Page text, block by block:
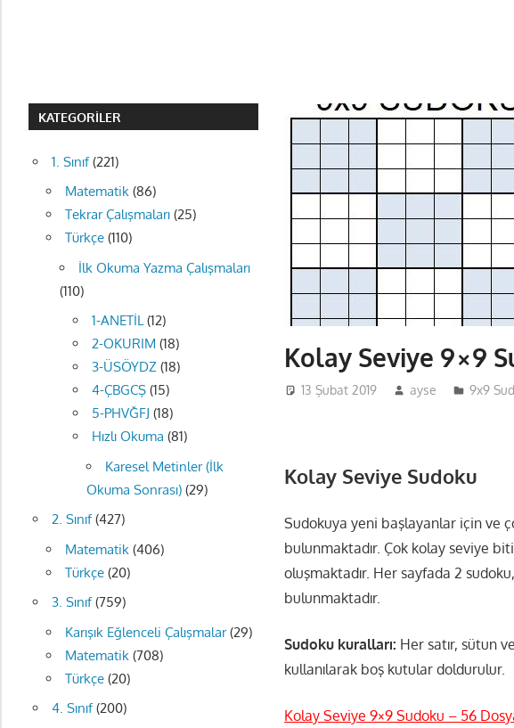
Kolay Seviye 9×9
13 Şubat 2019 ayse 9x9
Kolay Seviye Sudoku
Sudokuya yeni başlayanlar için ve
bulunmaktadır. Çok kolay seviye
oluşmaktadır. Her sayfada 2
bulunmaktadır.
Sudoku kuralları: Her satır, sütun
kullanılarak boş kutular doldurulur.
Kolay Seviye 9×9 Sudoku – 56
KATEGORILER
1. Sınıf(221)
Matematik(86)
Tekrar Çalışmaları(25)
Türkçe(110)
İlk Okuma Yazma Çalışmaları
(110)
1-ANETİL(12)
2-OKURIM (18)
3-ÜSÖYDZ(18)
4-ÇBGCŞ(15)
5-PHVĞFJ (18)
Hızlı Okuma (81)
Karesel Metinler (İlk
Okuma Sonrası)(29)
2. Sınıf(427)
Matematik(406)
Türkçe(20)
3. Sınıf(759)
Karışık Eğlenceli Çalışmalar(29)
Matematik(708)
Türkçe(20)
4. Sınıf(200)